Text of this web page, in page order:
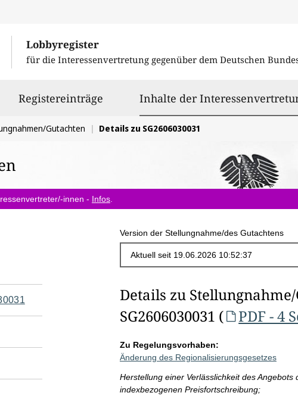
Lobbyregister
für die Interessenvertretung gegenüber dem Deutschen
Registereinträge Inhalte der
Gutachten Details zu SG2606030031
innen - Infos
Version der Stellungnahme/des Gutachtens
Details zu
SG2606030031 (
PDF - 4
Zu Regelungsvorhaben:
Änderung des Regionalisierungsgesetzes
Herstellung einer Verlässlichkeit des
indexbezogenen Preisfortschreibung;